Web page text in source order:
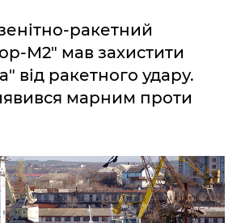
ракетний
М2" мав захистити
від ракетного удару.
марним проти